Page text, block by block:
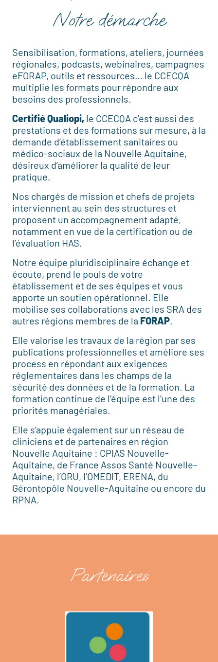
Notre démarche
Sensibilisation, formations, ateliers, journées
régionales, podcasts, webinaires, campagnes
eFORAP, outils et ressources… le CCECQA
multiplie les formats pour répondre aux
besoins des professionnels.
Certifié Qualiopi, le CCECQA c’est aussi des
prestations et des formations sur mesure, à la
demande d’établissement sanitaires ou
médico-sociaux de la Nouvelle Aquitaine,
désireux d’améliorer la qualité de leur
pratique.
Nos chargés de mission et chefs de projets
interviennent au sein des structures et
proposent un accompagnement adapté,
notamment en vue de la certification ou de
l’évaluation HAS.
Notre équipe pluridisciplinaire échange et
écoute, prend le pouls de votre
établissement et de ses équipes et vous
apporte un soutien opérationnel. Elle
mobilise ses collaborations avec les SRA des
autres régions membres de la FORAP.
Elle valorise les travaux de la région par ses
publications professionnelles et améliore ses
process en répondant aux exigences
réglementaires dans les champs de la
sécurité des données et de la formation. La
formation continue de l’équipe est l’une des
priorités managériales.
Elle s’appuie également sur un réseau de
cliniciens et de partenaires en région
Nouvelle Aquitaine : CPIAS Nouvelle-
Aquitaine, de France Assos Santé Nouvelle-
Aquitaine, l’ORU, l’OMEDIT, ERENA, du
Gérontopôle Nouvelle-Aquitaine ou encore du
RPNA.
Partenaires